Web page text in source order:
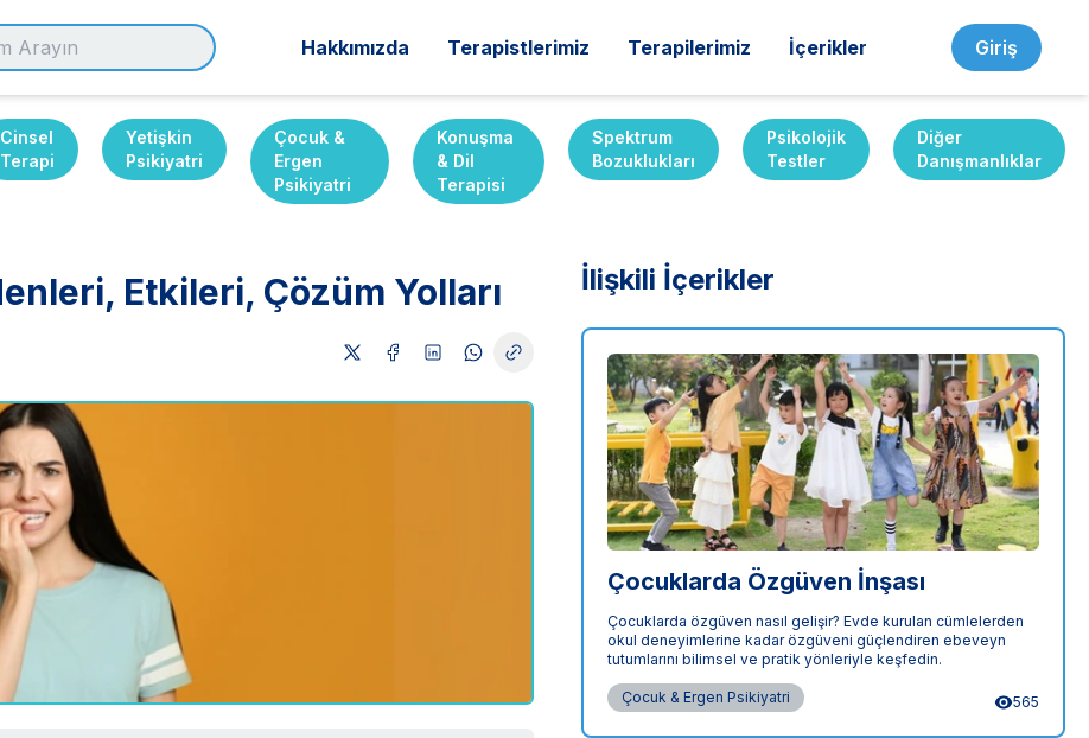
Hakkımızda Terapistlerimiz Terapilerimiz İçerikler Giriş
Cinsel
Terapi
Yetişkin
Psikiyatri
Çocuk &
Ergen
Psikiyatri
Konuşma
& Dil
Terapisi
Spektrum
Bozuklukları
Psikolojik
Testler
Diğer
Danışmanlıklar
Etkileri, Çözüm Yolları İlişkili İçerikler
Çocuklarda Özgüven İnşası
Çocuklarda özgüven nasıl gelişir? Evde kurulan cümlelerden
okul deneyimlerine kadar özgüveni güçlendiren ebeveyn
tutumlarını bilimsel ve pratik yönleriyle keşfedin.
Çocuk & Ergen Psikiyatri 565